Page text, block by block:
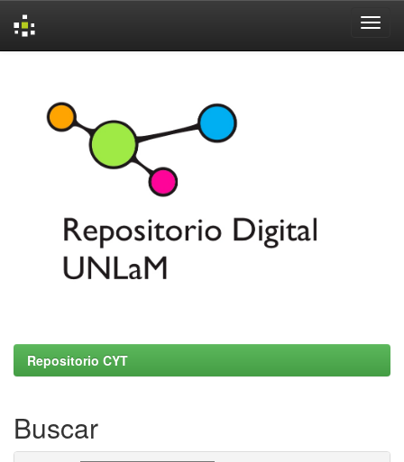
Repositorio CYT
Buscar